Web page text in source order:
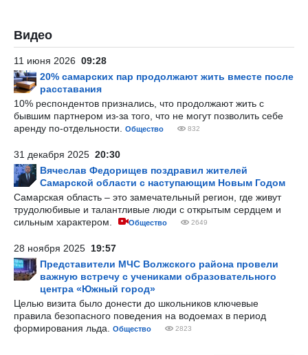
Видео
11 июня 2026 09:28
20% самарских пар продолжают жить вместе после
расставания
10% респондентов признались, что продолжают жить с
бывшим партнером из-за того, что не могут позволить себе
аренду по-отдельности.
Общество 832
31 декабря 2025 20:30
Вячеслав Федорищев поздравил жителей
Самарской области с наступающим Новым Годом
Самарская область – это замечательный регион, где живут
трудолюбивые и талантливые люди с открытым сердцем и
сильным характером.
Общество 2649
28 ноября 2025 19:57
Представители МЧС Волжского района провели
важную встречу с учениками образовательного
центра «Южный город»
Целью визита было донести до школьников ключевые
правила безопасного поведения на водоемах в период
формирования льда.
Общество 2823